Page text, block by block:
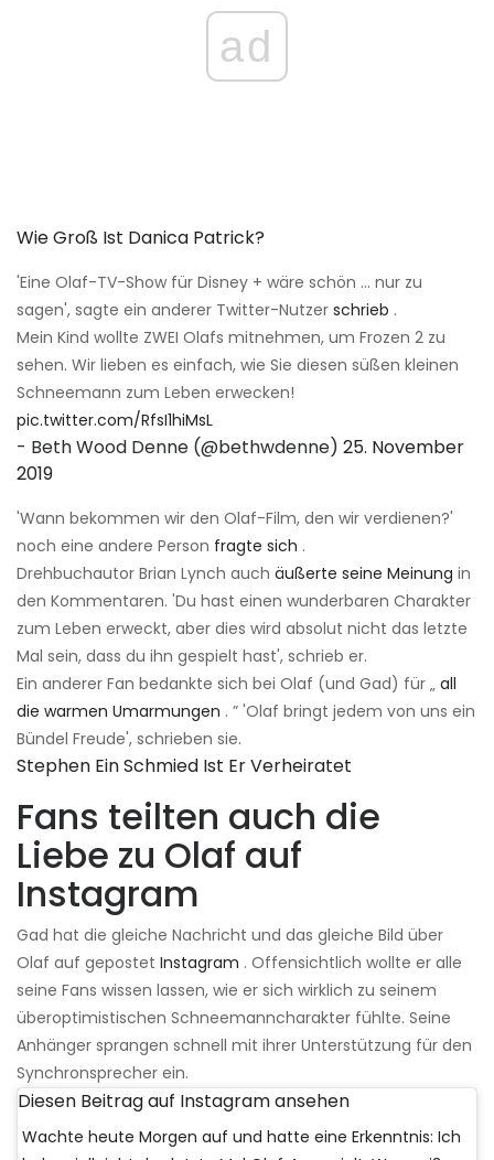
ad
Wie Groß Ist Danica Patrick?
'Eine Olaf-TV-Show für Disney + wäre schön ... nur zu
sagen', sagte ein anderer Twitter-Nutzer schrieb .
Mein Kind wollte ZWEI Olafs mitnehmen, um Frozen 2 zu
sehen. Wir lieben es einfach, wie Sie diesen süßen kleinen
Schneemann zum Leben erwecken!
pic.twitter.com/RfsI1hiMsL
- Beth Wood Denne (@bethwdenne) 25. November
2019
'Wann bekommen wir den Olaf-Film, den wir verdienen?'
noch eine andere Person fragte sich .
Drehbuchautor Brian Lynch auch äußerte seine Meinung in
den Kommentaren. 'Du hast einen wunderbaren Charakter
zum Leben erweckt, aber dies wird absolut nicht das letzte
Mal sein, dass du ihn gespielt hast', schrieb er.
Ein anderer Fan bedankte sich bei Olaf (und Gad) für „ all
die warmen Umarmungen . ” 'Olaf bringt jedem von uns ein
Bündel Freude', schrieben sie.
Stephen Ein Schmied Ist Er Verheiratet
Fans teilten auch die
Liebe zu Olaf auf
Instagram
Gad hat die gleiche Nachricht und das gleiche Bild über
Olaf auf gepostet Instagram . Offensichtlich wollte er alle
seine Fans wissen lassen, wie er sich wirklich zu seinem
überoptimistischen Schneemanncharakter fühlte. Seine
Anhänger sprangen schnell mit ihrer Unterstützung für den
Synchronsprecher ein.
Diesen Beitrag auf Instagram ansehen
Wachte heute Morgen auf und hatte eine Erkenntnis: Ich